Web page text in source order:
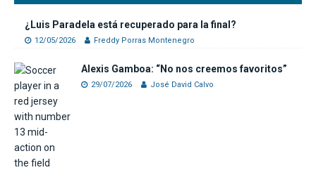
¿Luis Paradela está recuperado para la final?
12/05/2026 Freddy Porras Montenegro
Alexis Gamboa: “No nos creemos favoritos”
29/07/2026 José David Calvo